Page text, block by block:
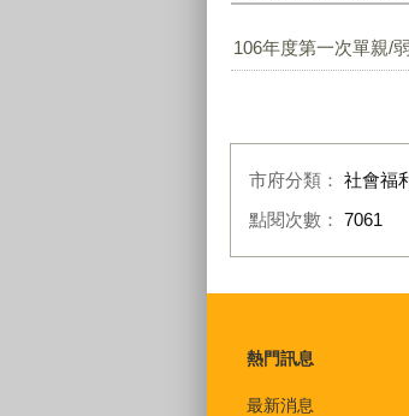
106年度第一次單親/
市府分類： 社會福
點閱次數： 7061
熱門訊息
最新消息